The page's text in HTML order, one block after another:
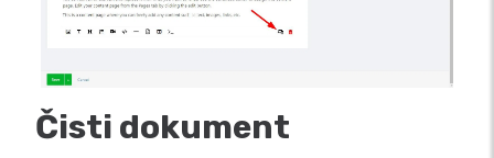
Čisti dokument